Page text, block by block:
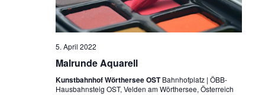
5. April 2022
Malrunde Aquarell
Kunstbahnhof Wörthersee OSTBahnhofplatz | ÖBB-
Hausbahnsteig OST, Velden am Wörthersee, Österreich